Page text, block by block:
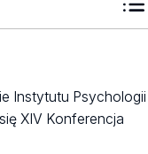
Instytutu Psychologii
XIV Konferencja